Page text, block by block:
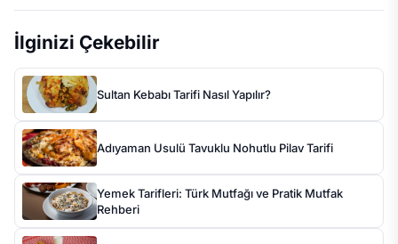
İlginizi Çekebilir
Sultan Kebabı Tarifi Nasıl Yapılır?
Adıyaman Usulü Tavuklu Nohutlu Pilav Tarifi
Yemek Tarifleri: Türk Mutfağı ve Pratik Mutfak
Rehberi